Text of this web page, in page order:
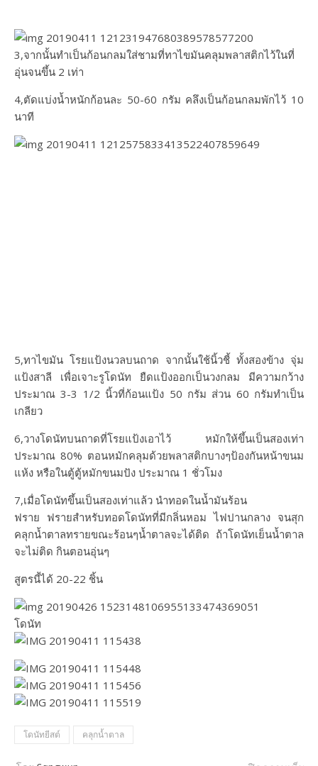
3,จากนั้นทำเป็นก้อนกลมใส่ชามที่ทาไขมันคลุมพลาสติกไว้ในที่
อุ่นจนขึ้น 2 เท่า
4,ตัดแบ่งน้ำหนักก้อนละ 50-60 กรัม คลึงเป็นก้อนกลมพักไว้ 10
นาที
5,ทาไขมัน โรยแป้งนวลบนถาด จากนั้นใช้นิ้วชี้ ทั้งสองข้าง จุ่ม
แป้งสาลี เพื่อเจาะรูโดนัท ยืดแป้งออกเป็นวงกลม มีความกว้าง
ประมาณ 3-3 1/2 นิ้วที่ก้อนแป้ง 50 กรัม ส่วน 60 กรัมทำเป็น
เกลียว
6,วางโดนัทบนถาดที่โรยแป้งเอาไว้ หมักให้ขึ้นเป็นสองเท่า
ประมาณ 80% ตอนหมักคลุมด้วยพลาสติกบางๆป้องกันหน้าขนม
แห้ง หรือในตู้ตู้หมักขนมปัง ประมาณ 1 ชั่วโมง
7,เมื่อโดนัทขึ้นเป็นสองเท่าแล้ว นำทอดในน้ำมันร้อน
ฟราย ฟรายสำหรับทอดโดนัทที่มีกลิ่นหอม ไฟปานกลาง จนสุก
คลุกน้ำตาลทรายขณะร้อนๆน้ำตาลจะได้ติด ถ้าโดนัทเย็นน้ำตาล
จะไม่ติด กินตอนอุ่นๆ
สูตรนี้ได้ 20-22 ชิ้น
โดนัท
โดนัทยีสต์ คลุกน้ำตาล